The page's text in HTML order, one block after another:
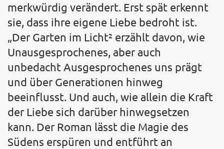
merkwürdig verändert. Erst spät erkennt
sie, dass ihre eigene Liebe bedroht ist.
„Der Garten im Licht² erzählt davon, wie
Unausgesprochenes, aber auch
unbedacht Ausgesprochenes uns prägt
und über Generationen hinweg
beeinflusst. Und auch, wie allein die Kraft
der Liebe sich darüber hinwegsetzen
kann. Der Roman lässt die Magie des
Südens erspüren und entführt an